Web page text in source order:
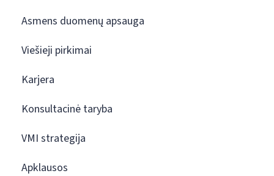
Asmens duomenų apsauga
Viešieji pirkimai
Karjera
Konsultacinė taryba
VMI strategija
Apklausos